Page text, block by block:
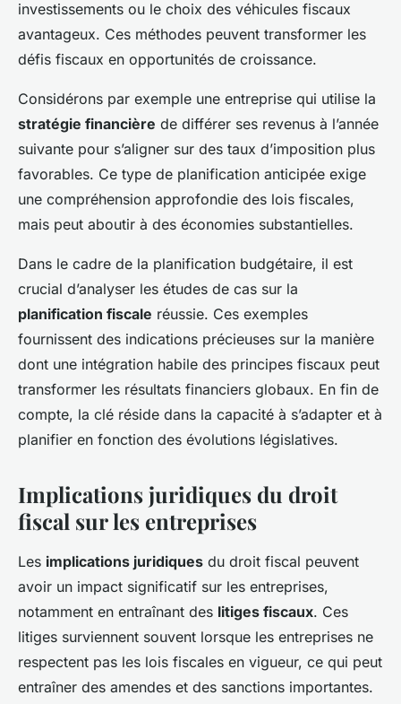
investissements ou le choix des véhicules fiscaux
avantageux. Ces méthodes peuvent transformer les
défis fiscaux en opportunités de croissance.
Considérons par exemple une entreprise qui utilise la
stratégie financière de différer ses revenus à l’année
suivante pour s’aligner sur des taux d’imposition plus
favorables. Ce type de planification anticipée exige
une compréhension approfondie des lois fiscales,
mais peut aboutir à des économies substantielles.
Dans le cadre de la planification budgétaire, il est
crucial d’analyser les études de cas sur la
planification fiscale réussie. Ces exemples
fournissent des indications précieuses sur la manière
dont une intégration habile des principes fiscaux peut
transformer les résultats financiers globaux. En fin de
compte, la clé réside dans la capacité à s’adapter et à
planifier en fonction des évolutions législatives.
Implications juridiques du droit
fiscal sur les entreprises
Les implications juridiques du droit fiscal peuvent
avoir un impact significatif sur les entreprises,
notamment en entraînant des litiges fiscaux. Ces
litiges surviennent souvent lorsque les entreprises ne
respectent pas les lois fiscales en vigueur, ce qui peut
entraîner des amendes et des sanctions importantes.